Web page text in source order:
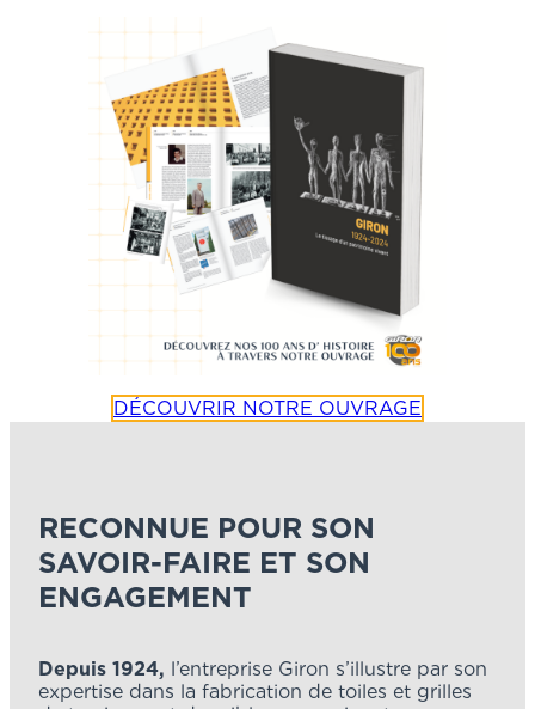
DÉCOUVRIR NOTRE OUVRAGE
RECONNUE POUR SON
SAVOIR-FAIRE ET SON
ENGAGEMENT
Depuis 1924, l’entreprise Giron s’illustre par son
expertise dans la fabrication de toiles et grilles